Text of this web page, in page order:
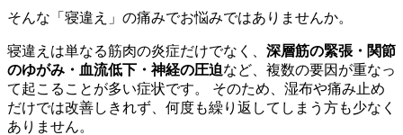
そんな「寝違え」の痛みでお悩みではありませんか。
寝違えは単なる筋肉の炎症だけでなく、 深層筋の緊張・関節
のゆがみ・血流低下・神経の圧迫など、複数の要因が重なっ
て起こることが多い症状です。 そのため、湿布や痛み止め
だけでは改善しきれず、何度も繰り返してしまう方も少なく
ありません。